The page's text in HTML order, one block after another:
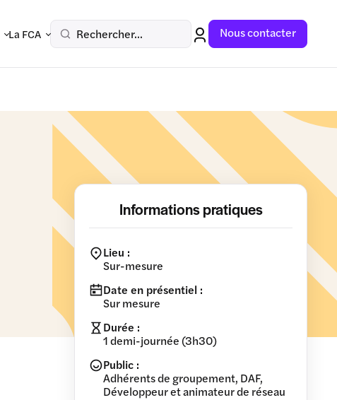
La FCA Rechercher... Nous contacter
Informations pratiques
Lieu :
Sur-mesure
Date en présentiel :
Sur mesure
Durée :
1 demi-journée (3h30)
Public :
Adhérents de groupement, DAF,
Développeur et animateur de réseau